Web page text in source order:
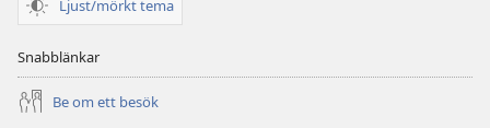
Ljust/mörkt tema
Snabblänkar
Be om ett besök